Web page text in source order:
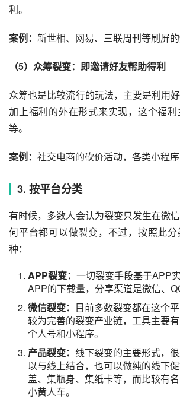
利。
案例： 新世相、网易、三联周刊等刷屏的
（5）众筹裂变：即邀请好友帮助得利
众筹也是比较流行的玩法，主要是利用
加上福利的外在形式来实现，这个福
等。
案例： 社交电商的砍价活动，各类小程序
3. 按平台分类
有时候，多数人会认为裂变只发生在微信
何平台都可以做裂变，不过，按照此
种：
APP裂变： 一切裂变手段基于APP
APP的下载量，分享渠道是微信、
微信裂变： 目前多数裂变都在这个
较为完善的裂变产业链， 工具主要有
个人号和小程序。
产品裂变： 线下裂变的主要形式，
以与线上结合，也可以做纯的线下
盖、集瓶身、集纸卡等，而比较有
小黄人车。